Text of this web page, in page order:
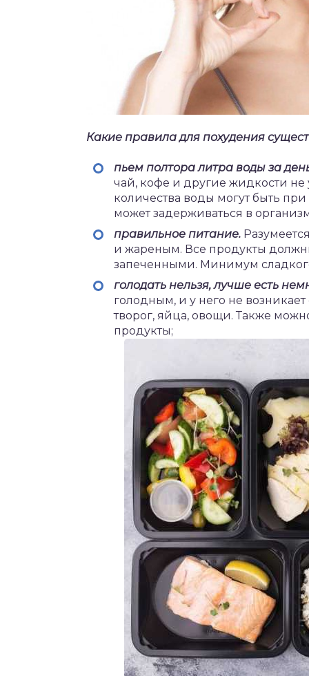
Какие правила для похудения
пьем полтора литра воды за
чай, кофе и другие жидкости не
количества воды могут быть при
может задерживаться в
правильное питание.
и жареным. Все продукты
запеченными. Минимум
голодать нельзя, лучше есть
голодным, и у него не
творог, яйца, овощи. Также
продукты;